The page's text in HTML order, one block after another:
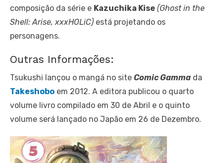
composição da série e Kazuchika Kise (Ghost in the
Shell: Arise, xxxHOLiC) está projetando os
personagens.
Outras Informações:
Tsukushi lançou o mangá no site Comic Gamma da
Takeshobo em 2012. A editora publicou o quarto
volume livro compilado em 30 de Abril e o quinto
volume será lançado no Japão em 26 de Dezembro.